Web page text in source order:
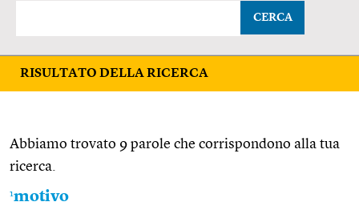
CERCA
RISULTATO DELLA RICERCA
Abbiamo trovato 9 parole che corrispondono alla tua
ricerca.
1motivo